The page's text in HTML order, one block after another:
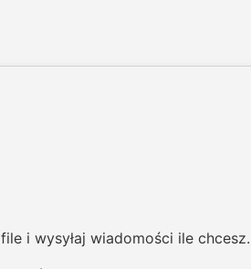
i wysyłaj wiadomości ile chcesz.